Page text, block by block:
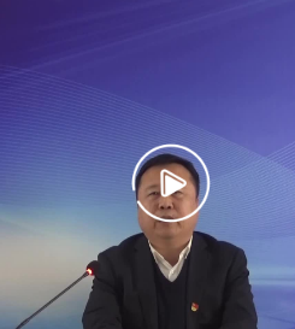
摘要：
环境，转变工作作风，加快
项目建设”大会要求，为打造
一流营商环境,推进铁东区高
质量发展，铁东区人力资源
和社会保障局就做好本职工